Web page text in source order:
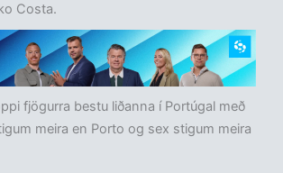
Costa.
fjögurra bestu liðanna í Portúgal með
meira en Porto og sex stigum meira